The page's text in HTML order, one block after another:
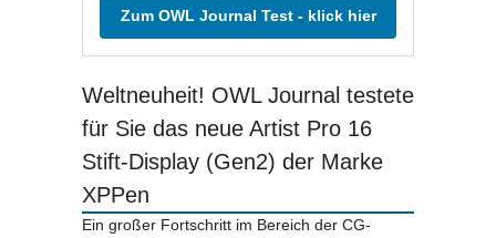
Zum OWL Journal Test - klick hier
Weltneuheit! OWL Journal testete
für Sie das neue Artist Pro 16
Stift-Display (Gen2) der Marke
XPPen
Ein großer Fortschritt im Bereich der CG-